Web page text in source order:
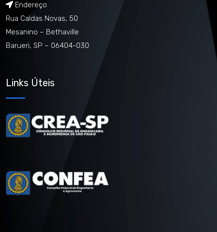
Endereço
Rua Caldas Novas, 50
Mesanino – Bethaville
Barueri, SP – 06404-030
Links Úteis